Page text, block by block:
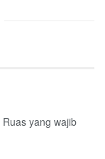
Ruas yang wajib